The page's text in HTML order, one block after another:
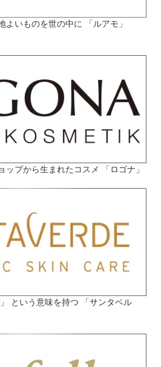
よいものを世の中に 「ルアモ」
ップから生まれたコスメ 「ロゴナ」
という意味を持つ 「サンタベル